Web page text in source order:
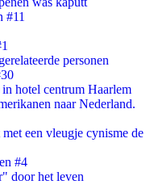
#11
personen
hotel centrum Haarlem
naar Nederland.
een vleugje cynisme de
#4
door het leven